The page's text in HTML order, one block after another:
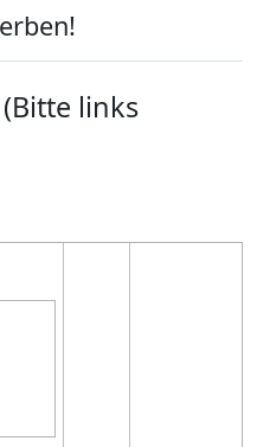
(Bitte links